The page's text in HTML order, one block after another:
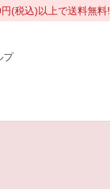
(税込)以上で送料無料!
プ